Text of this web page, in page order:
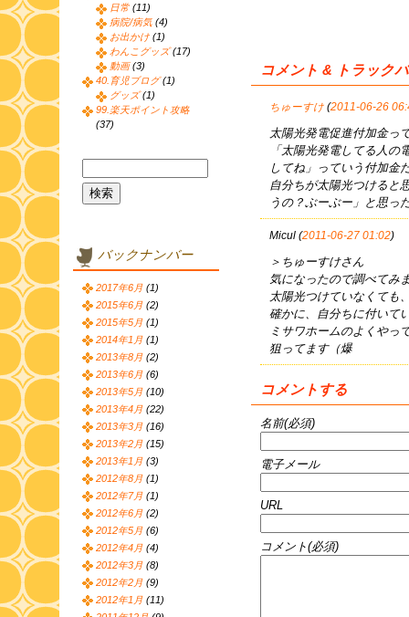
コメント & トラック
ちゅーすけ (2011-06-26
太陽光発電促進付加金っ
「太陽光発電してる人
してね」っていう付加金
自分ちが太陽光つけると
うの？ぶーぶー」と思っ
Micul (2011-06-27 01:02)
＞ちゅーすけさん
気になったので調べてみ
太陽光つけていなくても
確かに、自分ちに付いて
ミサワホームのよくやっ
狙ってます（爆
コメントする
名前(必須)
電子メール
URL
コメント(必須)
日常 (11)
病院/病気 (4)
お出かけ (1)
わんこグッズ(17)
動画(3)
40.育児ブログ(1)
グッズ(1)
99.楽天ポイント攻略
(37)
バックナンバー
2017年6月 (1)
2015年6月 (2)
2015年5月 (1)
2014年1月 (1)
2013年8月 (2)
2013年6月 (6)
2013年5月 (10)
2013年4月 (22)
2013年3月 (16)
2013年2月 (15)
2013年1月 (3)
2012年8月 (1)
2012年7月 (1)
2012年6月 (2)
2012年5月 (6)
2012年4月 (4)
2012年3月 (8)
2012年2月 (9)
2012年1月 (11)